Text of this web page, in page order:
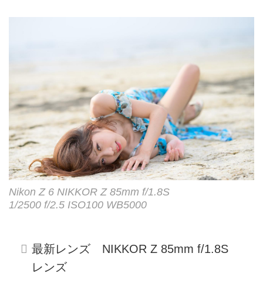
Nikon Z 6 NIKKOR Z 85mm f/1.8S
1/2500 f/2.5 ISO100 WB5000
最新レンズ NIKKOR Z 85mm f/1.8S
レンズ